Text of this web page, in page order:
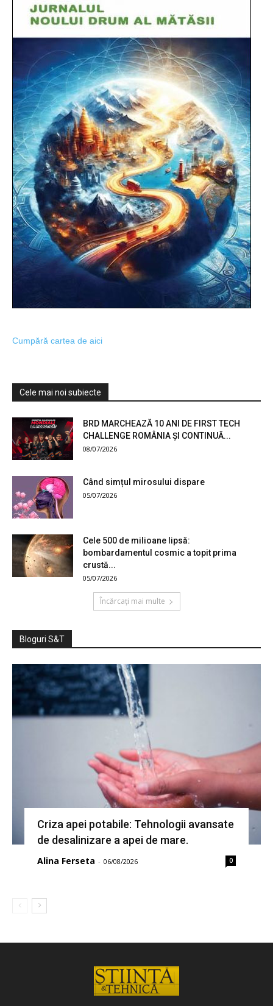
Cumpără cartea de aici
Cele mai noi subiecte
BRD MARCHEAZĂ 10 ANI DE FIRST TECH
CHALLENGE ROMÂNIA ȘI CONTINUĂ...
08/07/2026
Când simțul mirosului dispare
05/07/2026
Cele 500 de milioane lipsă:
bombardamentul cosmic a topit prima
crustă...
05/07/2026
Încărcați mai multe
Bloguri S&T
Criza apei potabile: Tehnologii avansate
de desalinizare a apei de mare.
Alina Ferseta - 06/08/2026 0